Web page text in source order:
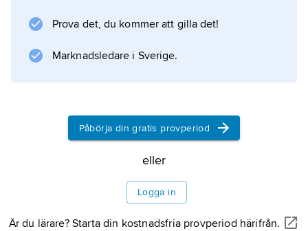
Information om artikeln
Prova det, du kommer att gilla det!
Marknadsledare i Sverige.
Påbörja din gratis provperiod
eller
Logga in
Är du lärare? Starta din kostnadsfria provperiod härifrån.